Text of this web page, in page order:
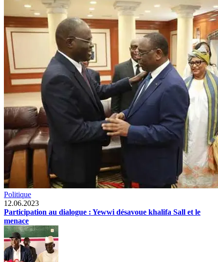
Politique
12.06.2023
Participation au dialogue : Yewwi désavoue khalifa Sall et le
menace